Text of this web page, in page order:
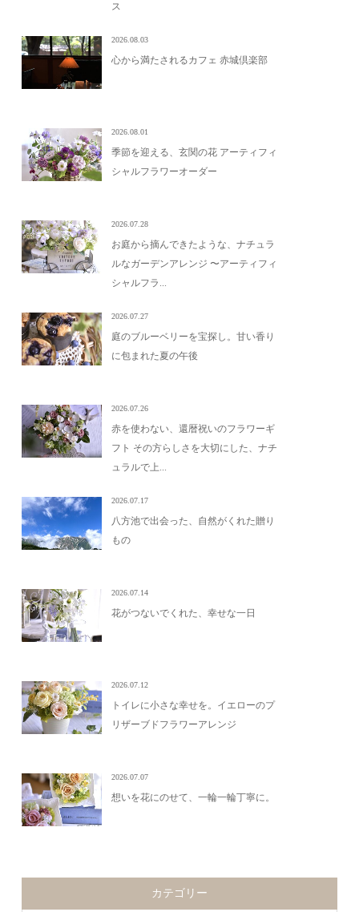
ス
2026.08.03
心から満たされるカフェ 赤城倶楽部
2026.08.01
季節を迎える、玄関の花 アーティフィ
シャルフラワーオーダー
2026.07.28
お庭から摘んできたような、ナチュラ
ルなガーデンアレンジ 〜アーティフィ
シャルフラ...
2026.07.27
庭のブルーベリーを宝探し。甘い香り
に包まれた夏の午後
2026.07.26
赤を使わない、還暦祝いのフラワーギ
フト その方らしさを大切にした、ナチ
ュラルで上...
2026.07.17
八方池で出会った、自然がくれた贈り
もの
2026.07.14
花がつないでくれた、幸せな一日
2026.07.12
トイレに小さな幸せを。イエローのプ
リザーブドフラワーアレンジ
2026.07.07
想いを花にのせて、一輪一輪丁寧に。
カテゴリー